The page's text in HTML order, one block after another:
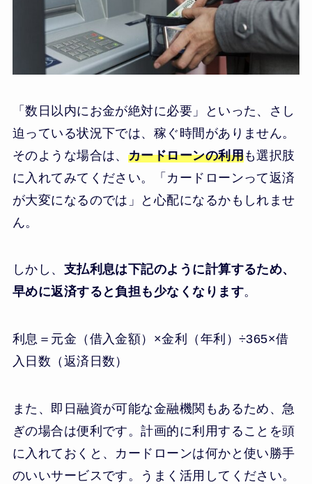
「数日以内にお金が絶対に必要」といった、さし
迫っている状況下では、稼ぐ時間がありません。
そのような場合は、 カードローンの利用も選択肢
に入れてみてください。「カードローンって返済
が大変になるのでは」と心配になるかもしれませ
ん。
しかし、 支払利息は下記のように計算するため、
早めに返済すると負担も少なくなります。
利息＝元金（借入金額）×金利（年利）÷365×借
入日数（返済日数）
また、即日融資が可能な金融機関もあるため、急
ぎの場合は便利です。計画的に利用することを頭
に入れておくと、カードローンは何かと使い勝手
のいいサービスです。うまく活用してください。